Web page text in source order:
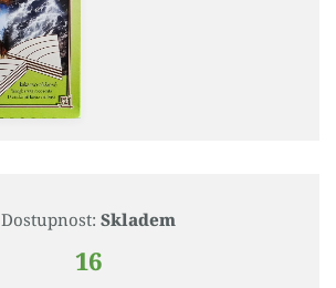
Dostupnost: Skladem
16